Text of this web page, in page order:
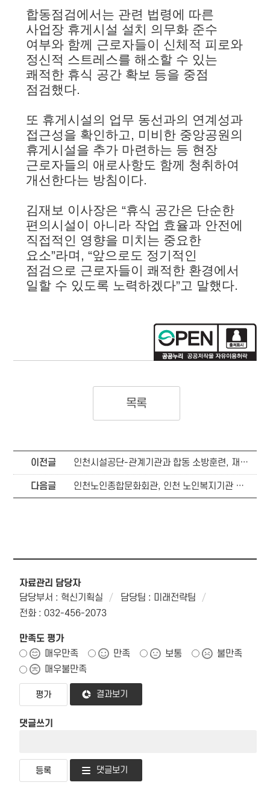
합동점검에서는 관련 법령에 따른
사업장 휴게시설 설치 의무화 준수
여부와 함께 근로자들이 신체적 피로와
정신적 스트레스를 해소할 수 있는
쾌적한 휴식 공간 확보 등을 중점
점검했다.
또 휴게시설의 업무 동선과의 연계성과
접근성을 확인하고, 미비한 중앙공원의
휴게시설을 추가 마련하는 등 현장
근로자들의 애로사항도 함께 청취하여
개선한다는 방침이다.
김재보 이사장은 “휴식 공간은 단순한
편의시설이 아니라 작업 효율과 안전에
직접적인 영향을 미치는 중요한
요소”라며, “앞으로도 정기적인
점검으로 근로자들이 쾌적한 환경에서
일할 수 있도록 노력하겠다”고 말했다.
목록
이전글 인천시설공단-관계기관과 합동 소방훈련, 재난 상황 대응 역량 강화
다음글 인천노인종합문화회관, 인천 노인복지기관 최초 「삼성 시니어 디지털 아카데미(SSDA)」 체험센터 개소
자료관리 담당자
담당부서 : 혁신기획실
담당팀 : 미래전략팀
전화 : 032-456-2073
만족도 평가
매우만족
만족 보통
불만족
매우불만족
결과보기
댓글쓰기
댓글보기